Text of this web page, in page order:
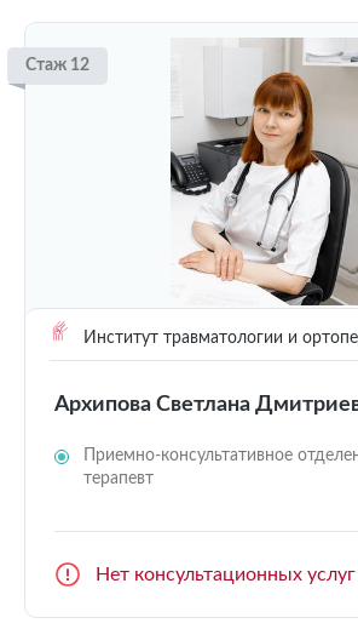
Стаж 12
Институт травматологии и
Архипова Светлана
Приемно-консультативное
терапевт
Нет консультационных услуг